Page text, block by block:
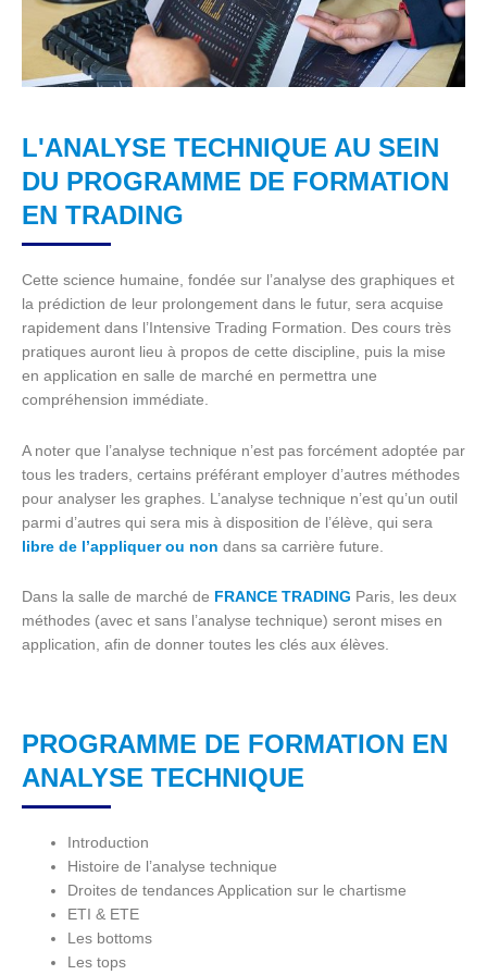
L'ANALYSE TECHNIQUE AU SEIN
DU PROGRAMME DE FORMATION
EN TRADING
Cette science humaine, fondée sur l’analyse des graphiques et
la prédiction de leur prolongement dans le futur, sera acquise
rapidement dans l’Intensive Trading Formation. Des cours très
pratiques auront lieu à propos de cette discipline, puis la mise
en application en salle de marché en permettra une
compréhension immédiate.
A noter que l’analyse technique n’est pas forcément adoptée par
tous les traders, certains préférant employer d’autres méthodes
pour analyser les graphes. L’analyse technique n’est qu’un outil
parmi d’autres qui sera mis à disposition de l’élève, qui sera
libre de l’appliquer ou non dans sa carrière future.
Dans la salle de marché de FRANCE TRADING Paris, les deux
méthodes (avec et sans l’analyse technique) seront mises en
application, afin de donner toutes les clés aux élèves.
PROGRAMME DE FORMATION EN
ANALYSE TECHNIQUE
Introduction
Histoire de l’analyse technique
Droites de tendances Application sur le chartisme
ETI & ETE
Les bottoms
Les tops